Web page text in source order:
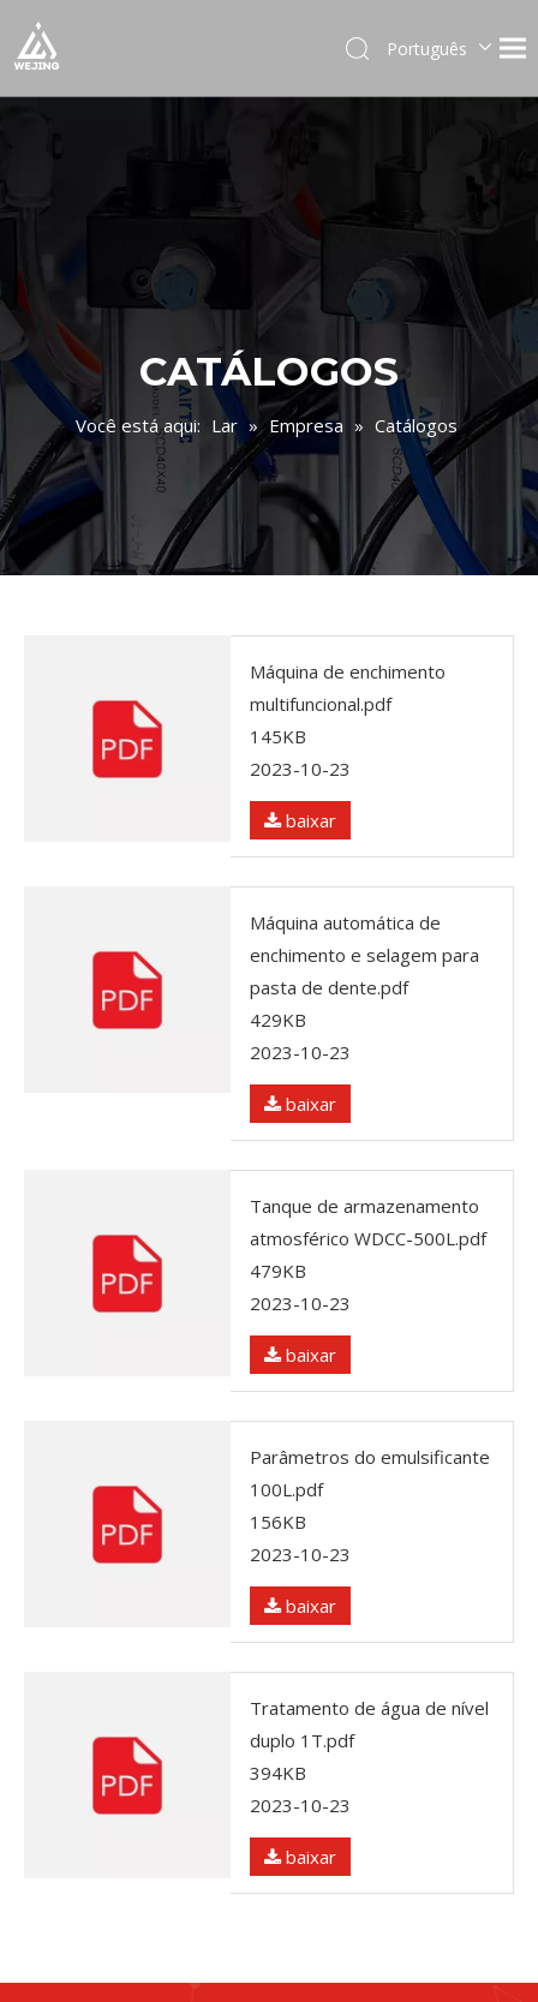
Português
Español
Italiano
日本語
CATÁLOGOS
Você está aqui: Lar » Empresa » Catálogos
Máquina de enchimento
multifuncional.pdf
145KB
2023-10-23
baixar
Máquina automática de
enchimento e selagem para
pasta de dente.pdf
429KB
2023-10-23
baixar
Tanque de armazenamento
atmosférico WDCC-500L.pdf
479KB
2023-10-23
baixar
Parâmetros do emulsificante
100L.pdf
156KB
2023-10-23
baixar
Tratamento de água de nível
duplo 1T.pdf
394KB
2023-10-23
baixar